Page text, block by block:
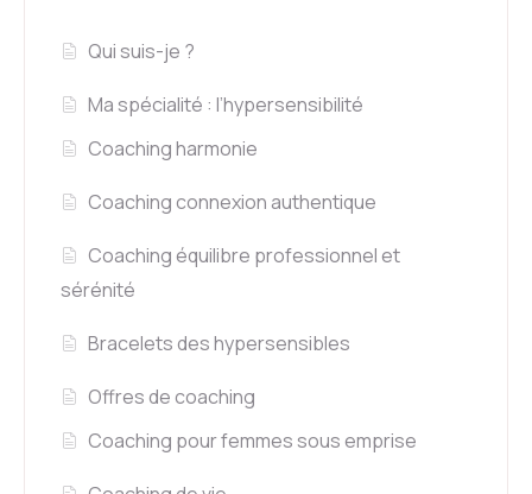
Qui suis-je ?
Ma spécialité : l’hypersensibilité
Coaching harmonie
Coaching connexion authentique
Coaching équilibre professionnel et
sérénité
Bracelets des hypersensibles
Offres de coaching
Coaching pour femmes sous emprise